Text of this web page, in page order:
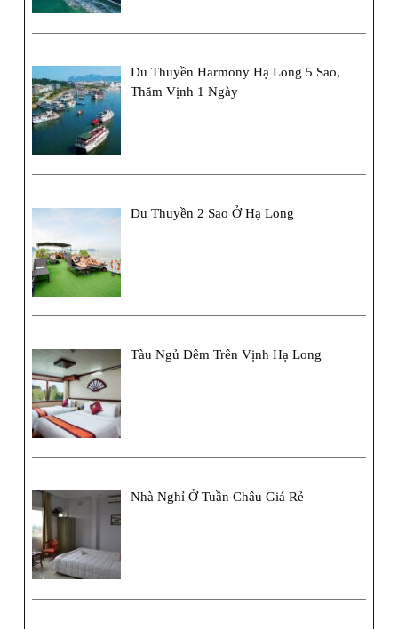
Du Thuyền Harmony Hạ Long 5 Sao,
Thăm Vịnh 1 Ngày
Du Thuyền 2 Sao Ở Hạ Long
Tàu Ngủ Đêm Trên Vịnh Hạ Long
Nhà Nghỉ Ở Tuần Châu Giá Rẻ